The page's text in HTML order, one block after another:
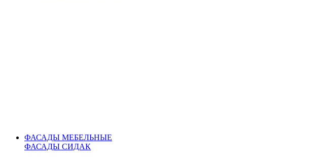
ФАСАДЫ МЕБЕЛЬНЫЕ
ФАСАДЫ СИДАК